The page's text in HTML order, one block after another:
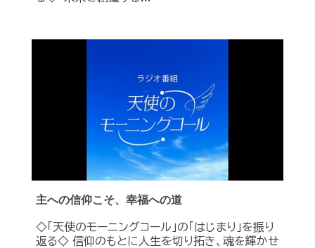
主への信仰こそ、幸福への道
◇「天使のモーニングコール」の「はじまり」を振り
返る◇ 信仰のもとに人生を切り拓き、魂を輝かせ